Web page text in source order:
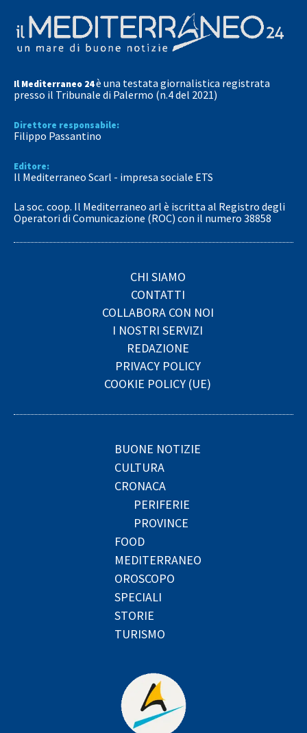
Il Mediterraneo 24è una testata giornalistica registrata
presso il Tribunale di Palermo (n.4 del 2021)
Direttore responsabile:
Filippo Passantino
Editore:
Il Mediterraneo Scarl - impresa sociale ETS
La soc. coop. Il Mediterraneo arl è iscritta al Registro degli
Operatori di Comunicazione (ROC) con il numero 38858
CHI SIAMO
CONTATTI
COLLABORA CON NOI
I NOSTRI SERVIZI
REDAZIONE
PRIVACY POLICY
COOKIE POLICY (UE)
BUONE NOTIZIE
CULTURA
CRONACA
PERIFERIE
PROVINCE
FOOD
MEDITERRANEO
OROSCOPO
SPECIALI
STORIE
TURISMO